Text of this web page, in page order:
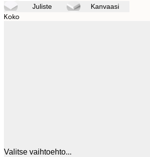
Juliste Kanvaasi
Koko
Valitse vaihtoehto...